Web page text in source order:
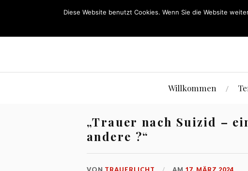
Willkommen
„Trauer nach Suizid –
andere ?“
Diese Website benutzt Cookies. Wenn Sie die Website